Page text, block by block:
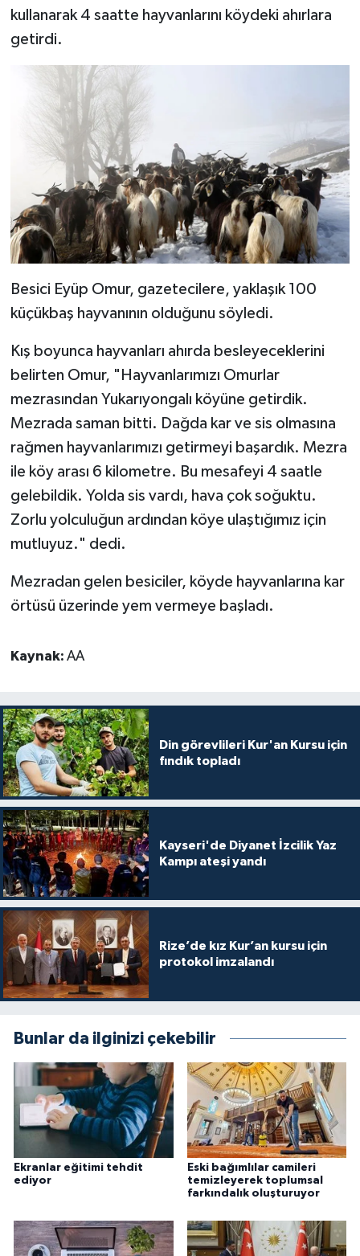
kullanarak 4 saatte hayvanlarını köydeki ahırlara
getirdi.
Besici Eyüp Omur, gazetecilere, yaklaşık 100
küçükbaş hayvanının olduğunu söyledi.
Kış boyunca hayvanları ahırda besleyeceklerini
belirten Omur, "Hayvanlarımızı Omurlar
mezrasından Yukarıyongalı köyüne getirdik.
Mezrada saman bitti. Dağda kar ve sis olmasına
rağmen hayvanlarımızı getirmeyi başardık. Mezra
ile köy arası 6 kilometre. Bu mesafeyi 4 saatle
gelebildik. Yolda sis vardı, hava çok soğuktu.
Zorlu yolculuğun ardından köye ulaştığımız için
mutluyuz." dedi.
Mezradan gelen besiciler, köyde hayvanlarına kar
örtüsü üzerinde yem vermeye başladı.
Kaynak: AA
Din görevlileri Kur'an Kursu için
fındık topladı
Kayseri'de Diyanet İzcilik Yaz
Kampı ateşi yandı
Rize’de kız Kur’an kursu için
protokol imzalandı
Bunlar da ilginizi çekebilir
Ekranlar eğitimi tehdit
ediyor
Eski bağımlılar camileri
temizleyerek toplumsal
farkındalık oluşturuyor
Çanakkale Müftülüğü
Çorum Müftülüğü
Denizli Müftülüğü
Diyarbakır Müftülüğü
Düzce Müftülüğü
Edirne Müftülüğü
Elazığ Müftülüğü
Erzincan Müftülüğü
Erzurum Müftülüğü
Eskişehir Müftülüğü
Gaziantep Müftülüğü
Gümüşhane Müftülüğü
Hakkari Müftülüğü
Isparta Müftülüğü
İstanbul Müftülüğü
İzmir Müftülüğü
Kahramanmaraş Müftülüğü
Karabük Müftülüğü
Karaman Müftülüğü
Kars Müftülüğü
Kastamonu Müftülüğü
Kayseri Müftülüğü
Kilis Müftülüğü
Kırıkkale Müftülüğü
Kırklareli Müftülüğü
Kocaeli Müftülüğü
Podcast
Biyografiler
Diyanet TV
İhtida Haberleri
YAŞAM